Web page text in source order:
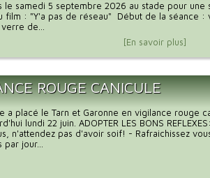
le samedi 5 septembre 2026 au stade pour une
film : "Y'a pas de réseau" Début de la séance :
verre de...
[En savoir plus]
ROUGE CANICULE
a placé le Tarn et Garonne en vigilance rouge
lundi 22 juin. ADOPTER LES BONS
n'attendez pas d'avoir soif! - Rafraichissez
jour...